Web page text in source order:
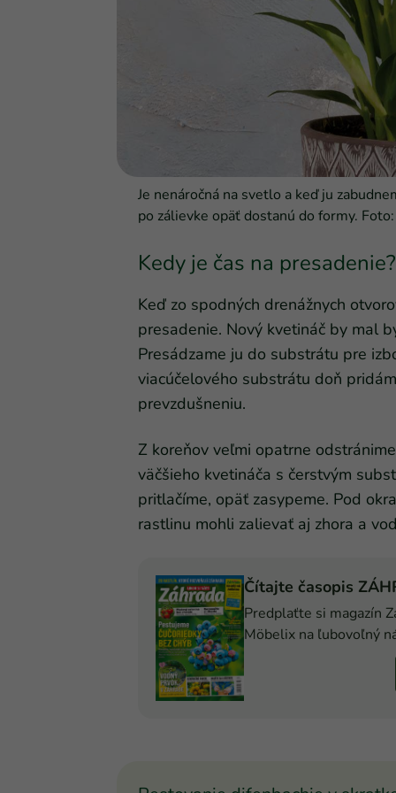
Je nenáročná na svetlo a keď ju
po zálievke opäť dostanú do formy.
Kedy je čas na presadenie?
Keď zo spodných drenážnych
presadenie. Nový kvetináč by mal
Presádzame ju do substrátu pre
viacúčelového substrátu doň
prevzdušneniu.
Z koreňov veľmi opatrne
väčšieho kvetináča s čerstvým
pritlačíme, opäť zasypeme. Pod
rastlinu mohli zalievať aj zhora a
Čítajte časopis
Predplaťte si magazín
Möbelix na ľubovoľný